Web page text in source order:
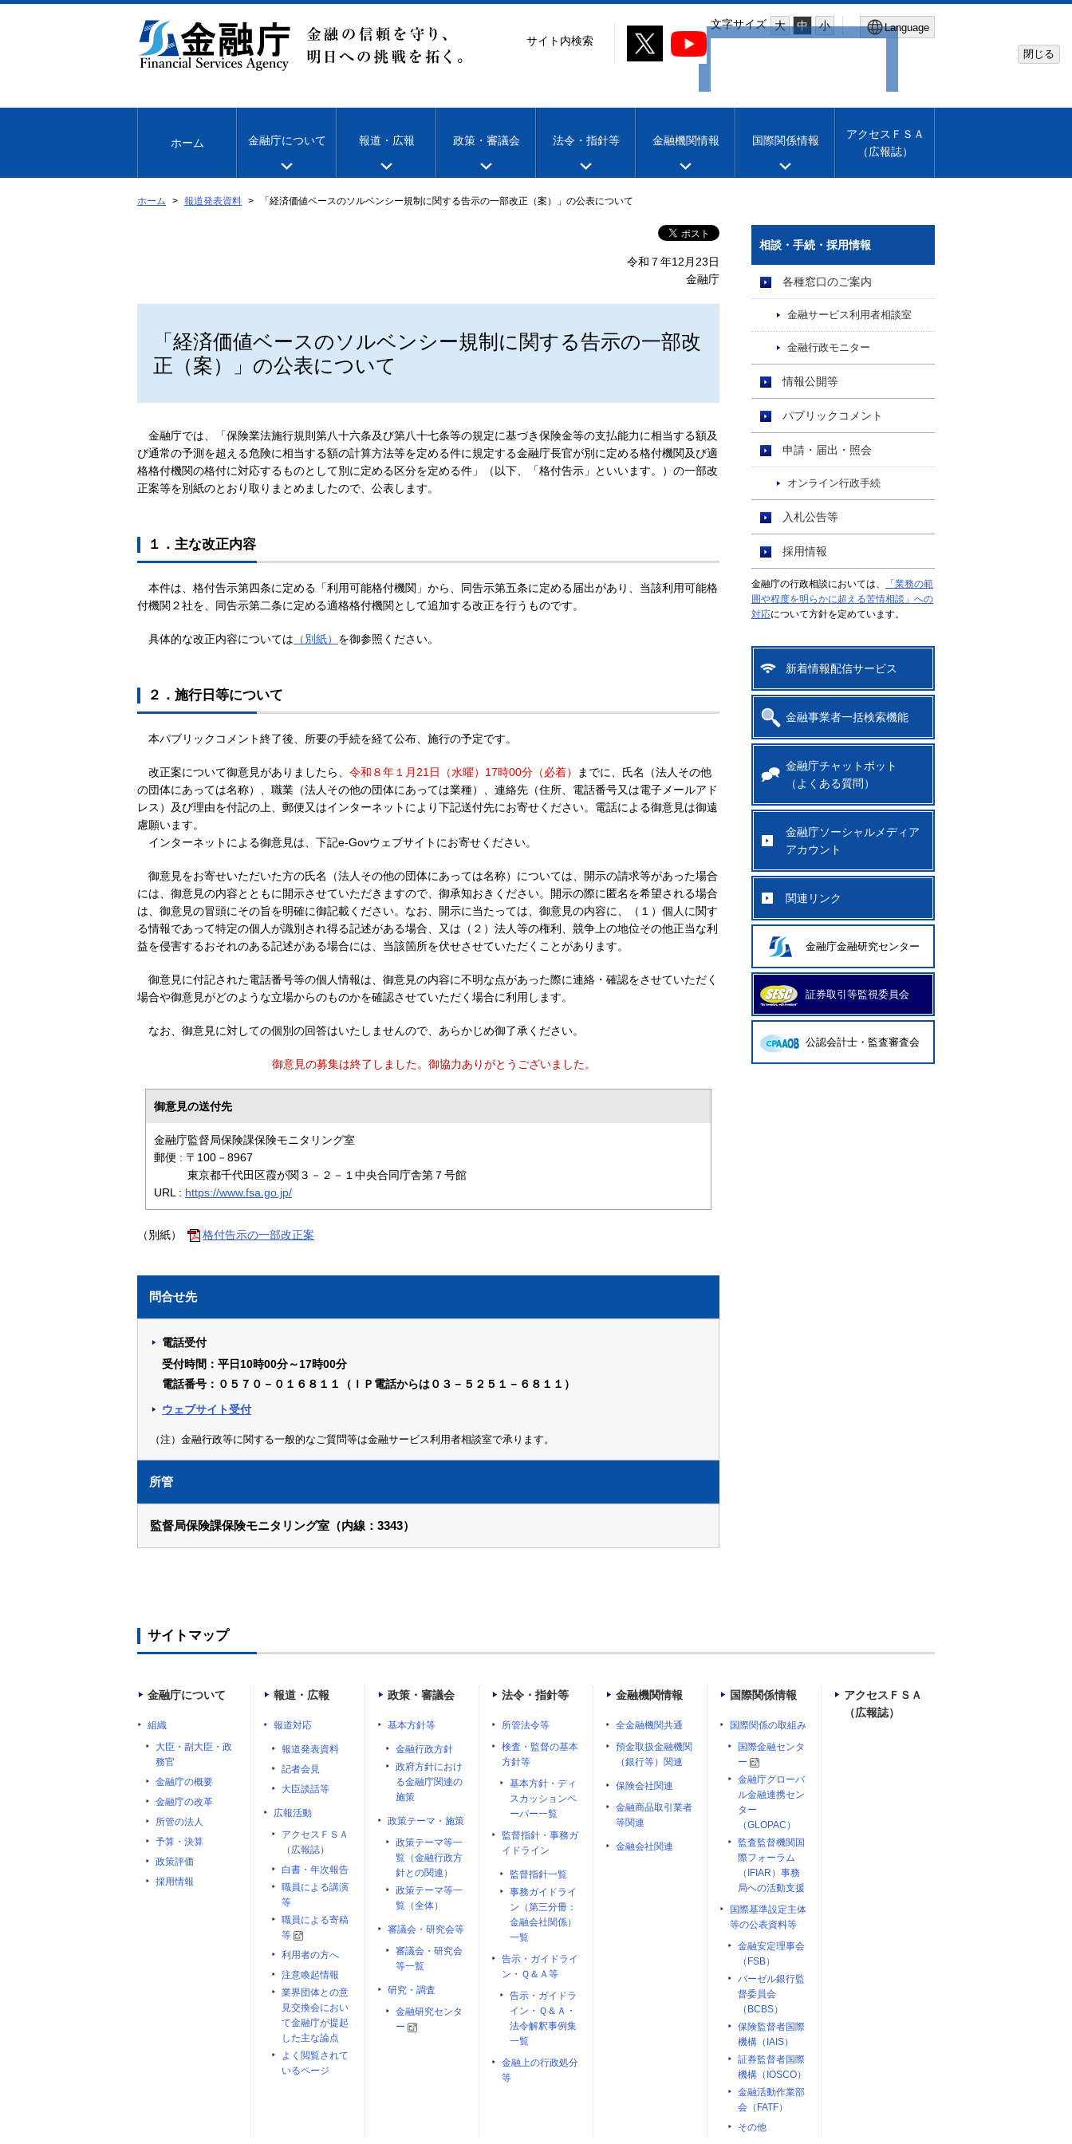
文
移
文字サイズ 大 中 小 Language
Machine translation
閉じる
サイト内検索
ホーム 金融庁について 報道・広報 政策・審議会 法令・指針等 金融機関情報 国際関係情報
アクセスＦＳＡ
（広報誌）
ホーム 報道発表資料 「経済価値ベースのソルベンシー規制に関する告示の一部改正（案）」の公表について
令和７年12月23日
金融庁
「経済価値ベースのソルベンシー規制に関する告示の一部改
正（案）」の公表について
金融庁では、「保険業法施行規則第八十六条及び第八十七条等の規定に基づき保険金等の支払能力に相当する額及
び通常の予測を超える危険に相当する額の計算方法等を定める件に規定する金融庁長官が別に定める格付機関及び適
格格付機関の格付に対応するものとして別に定める区分を定める件」（以下、「格付告示」といいます。）の一部改
正案等を別紙のとおり取りまとめましたので、公表します。
１．主な改正内容
本件は、格付告示第四条に定める「利用可能格付機関」から、同告示第五条に定める届出があり、当該利用可能格
付機関２社を、同告示第二条に定める適格格付機関として追加する改正を行うものです。
具体的な改正内容については （別紙） を御参照ください。
２．施行日等について
本パブリックコメント終了後、所要の手続を経て公布、施行の予定です。
改正案について御意見がありましたら、 令和８年１月21日（水曜）17時00分（必着）
までに、氏名（法人その他
の団体にあっては名称）、職業（法人その他の団体にあっては業種）、連絡先（住所、電話番号又は電子メールアド
レス）及び理由を付記の上、郵便又はインターネットにより下記送付先にお寄せください。電話による御意見は御遠
慮願います。
インターネットによる御意見は、下記e-Govウェブサイトにお寄せください。
御意見をお寄せいただいた方の氏名（法人その他の団体にあっては名称）については、開示の請求等があった場合
には、御意見の内容とともに開示させていただきますので、御承知おきください。開示の際に匿名を希望される場合
は、御意見の冒頭にその旨を明確に御記載ください。なお、開示に当たっては、御意見の内容に、（１）個人に関す
る情報であって特定の個人が識別され得る記述がある場合、又は（２）法人等の権利、競争上の地位その他正当な利
益を侵害するおそれのある記述がある場合には、当該箇所を伏せさせていただくことがあります。
御意見に付記された電話番号等の個人情報は、御意見の内容に不明な点があった際に連絡・確認をさせていただく
場合や御意見がどのような立場からのものかを確認させていただく場合に利用します。
なお、御意見に対しての個別の回答はいたしませんので、あらかじめ御了承ください。
御意見の募集は終了しました。御協力ありがとうございました。
御意見の送付先
金融庁監督局保険課保険モニタリング室
郵便 : 〒100－8967
東京都千代田区霞が関３－２－１中央合同庁舎第７号館
URL : https://www.fsa.go.jp/
（別紙） 格付告示の一部改正案
問合せ先
電話受付
受付時間：平日10時00分～17時00分
電話番号：０５７０－０１６８１１（ＩＰ電話からは０３－５２５１－６８１１）
ウェブサイト受付
（注）金融行政等に関する一般的なご質問等は金融サービス利用者相談室で承ります。
所管
監督局保険課保険モニタリング室（内線：3343）
相談・手続・採用情報
各種窓口のご案内
金融サービス利用者相談室
金融行政モニター
情報公開等
パブリックコメント
申請・届出・照会
オンライン行政手続
入札公告等
採用情報
金融庁の行政相談においては、
「業務の範
囲や程度を明らかに超える苦情相談」への
対応について方針を定めています。
新着情報配信サービス
金融事業者一括検索機能
金融庁チャットボット
（よくある質問）
金融庁ソーシャルメディア
アカウント
関連リンク
金融庁金融研究センター
証券取引等監視委員会
公認会計士・監査審査会
サイトマップ
金融庁について
組織
大臣・副大臣・政
務官
金融庁の概要
金融庁の改革
所管の法人
予算・決算
政策評価
採用情報
報道・広報
報道対応
報道発表資料
記者会見
大臣談話等
広報活動
アクセスＦＳＡ
（広報誌）
白書・年次報告
職員による講演
等
職員による寄稿
等
利用者の方へ
注意喚起情報
業界団体との意
見交換会におい
て金融庁が提起
した主な論点
よく閲覧されて
いるページ
政策・審議会
基本方針等
金融行政方針
政府方針におけ
る金融庁関連の
施策
政策テーマ・施策
政策テーマ等一
覧（金融行政方
針との関連）
政策テーマ等一
覧（全体）
審議会・研究会等
審議会・研究会
等一覧
研究・調査
金融研究センタ
ー
法令・指針等
所管法令等
検査・監督の基本
方針等
基本方針・ディ
スカッションペ
ーパー一覧
監督指針・事務ガ
イドライン
監督指針一覧
事務ガイドライ
ン（第三分冊：
金融会社関係）
一覧
告示・ガイドライ
ン・Ｑ＆Ａ等
告示・ガイドラ
イン・Ｑ＆Ａ・
法令解釈事例集
一覧
金融上の行政処分
等
金融機関情報
全金融機関共通
預金取扱金融機関
（銀行等）関連
保険会社関連
金融商品取引業者
等関連
金融会社関連
国際関係情報
国際関係の取組み
国際金融センタ
ー
金融庁グローバ
ル金融連携セン
ター
（GLOPAC）
監査監督機関国
際フォーラム
（IFIAR）事務
局への活動支援
国際基準設定主体
等の公表資料等
金融安定理事会
（FSB）
バーゼル銀行監
督委員会
（BCBS）
保険監督者国際
機構（IAIS）
証券監督者国際
機構（IOSCO）
金融活動作業部
会（FATF）
その他
アクセスＦＳＡ
（広報誌）